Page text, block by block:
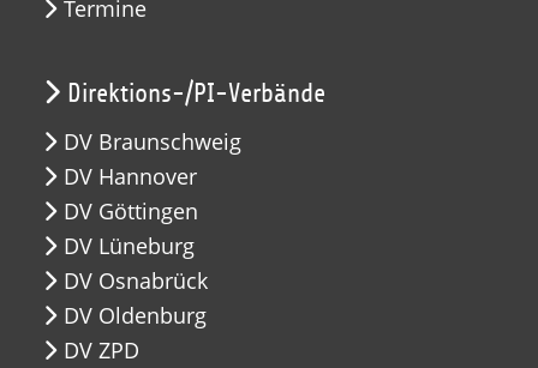
Termine
Direktions-/PI-Verbände
DV Braunschweig
DV Hannover
DV Göttingen
DV Lüneburg
DV Osnabrück
DV Oldenburg
DV ZPD